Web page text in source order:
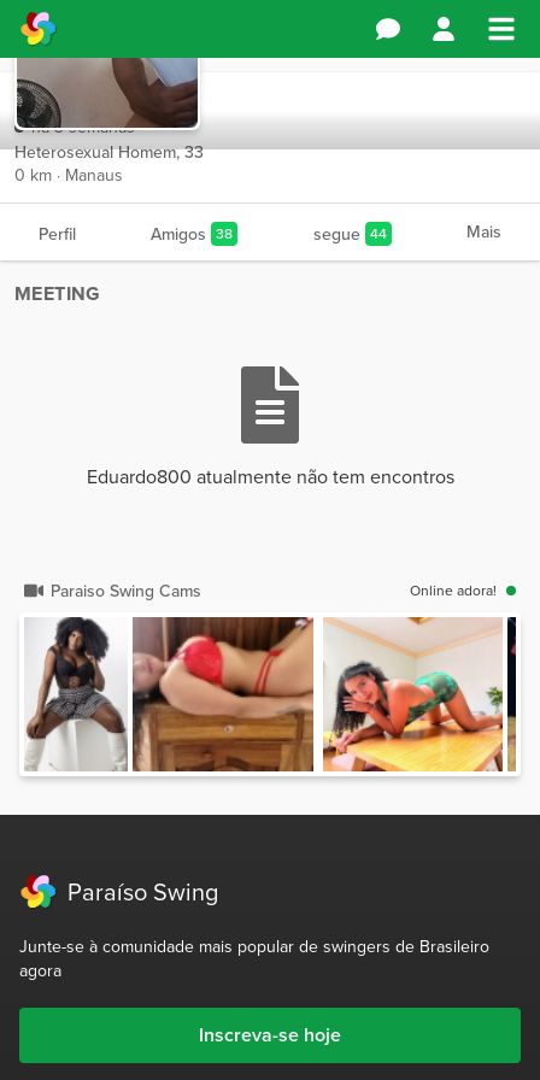
Eduardo800
há 3 semanas
Heterosexual Homem, 33
0 km · Manaus
Perfil Amigos 38 segue 44 Mais
MEETING
Eduardo800 atualmente não tem encontros
Paraiso Swing Cams Online adora!
Paraíso Swing
Junte-se à comunidade mais popular de swingers de Brasileiro
agora
Inscreva-se hoje